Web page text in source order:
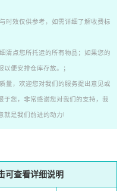
时效仅供参考，如需详细了解收费标
清点您所托运的所有物品；如果您的
便安排仓库存放。；
量，欢迎您对我们的服务提出意见或
于您，非常感谢您对我们的支持，我
就是我们前进的动力!
可查看详细说明